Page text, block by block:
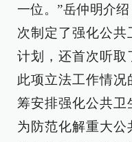
一位。”岳仲明介
次制定了强化公共
计划，还首次听取
此项立法工作情况
筹安排强化公共卫
为防范化解重大公